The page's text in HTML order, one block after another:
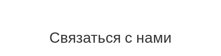
Связаться с нами